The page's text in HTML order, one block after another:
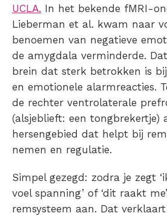
UCLA. In het bekende fMRI-
Lieberman et al. kwam naar
benoemen van negatieve
de amygdala verminderde.
brein dat sterk betrokken is
en emotionele alarmreacties.
de rechter ventrolaterale
(alsjeblieft: een tongbrekertje)
hersengebied dat helpt bij
nemen en regulatie.
Simpel gezegd: zodra je zegt
voel spanning’ of ‘dit raakt
remsysteem aan. Dat